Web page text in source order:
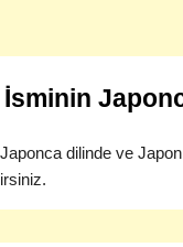
dilinde ve Japon